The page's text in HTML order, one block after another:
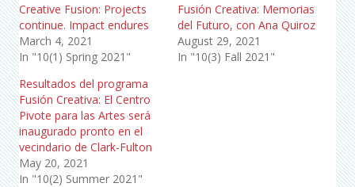
Creative Fusion: Projects
continue. Impact endures
March 4, 2021
In "10(1) Spring 2021"
Fusión Creativa: Memorias
del Futuro, con Ana Quiroz
August 29, 2021
In "10(3) Fall 2021"
Resultados del programa
Fusión Creativa: El Centro
Pivote para las Artes será
inaugurado pronto en el
vecindario de Clark-Fulton
May 20, 2021
In "10(2) Summer 2021"